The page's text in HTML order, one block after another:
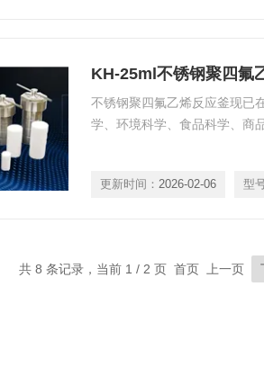
KH-25ml不锈钢聚四氟
不锈钢聚四氟乙烯反应釜现已
学、环境科学、食品科学、商
更新时间： 2026-02-06 型
共 8 条记录，当前 1 / 2 页 首页 上一页